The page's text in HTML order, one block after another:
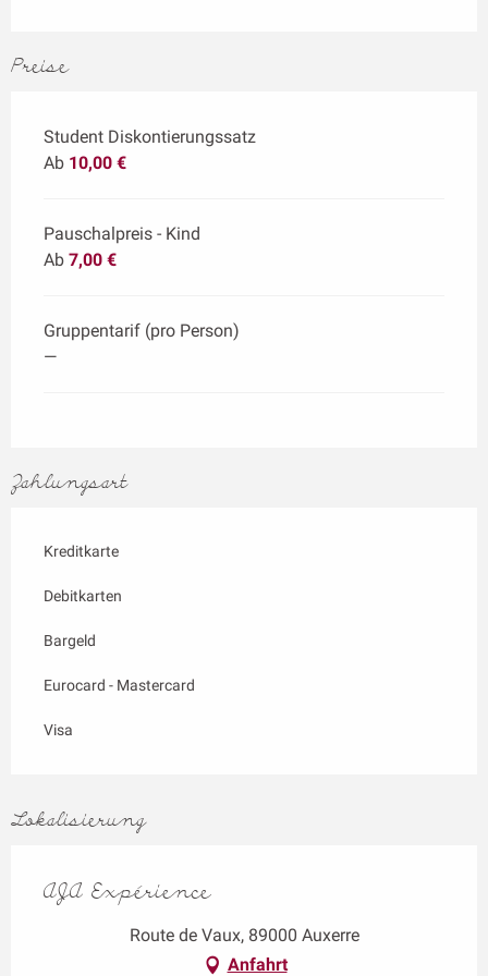
Preise
Student Diskontierungssatz
Ab 10,00 €
Pauschalpreis - Kind
Ab 7,00 €
Gruppentarif (pro Person)
—
Zahlungsart
Kreditkarte
Debitkarten
Bargeld
Eurocard - Mastercard
Visa
Lokalisierung
AJA Expérience
Route de Vaux, 89000 Auxerre
Anfahrt